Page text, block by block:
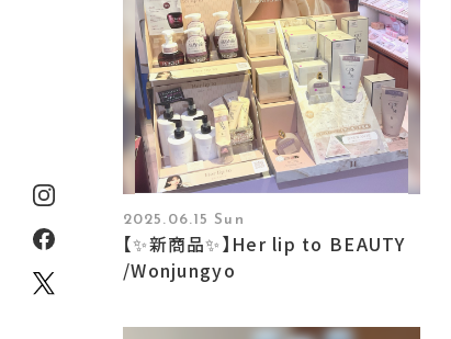
2025.06.15 Sun
【✨新商品✨】Her lip to BEAUTY
/Wonjungyo